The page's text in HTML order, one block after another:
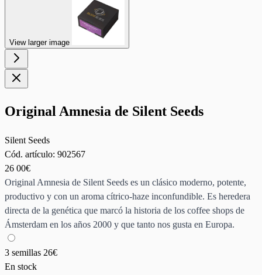
View larger image
Original Amnesia de Silent Seeds
Silent Seeds
Cód. artículo: 902567
26 00€
Original Amnesia de Silent Seeds es un clásico moderno, potente,
productivo y con un aroma cítrico-haze inconfundible. Es heredera
directa de la genética que marcó la historia de los coffee shops de
Ámsterdam en los años 2000 y que tanto nos gusta en Europa.
3 semillas 26€
En stock